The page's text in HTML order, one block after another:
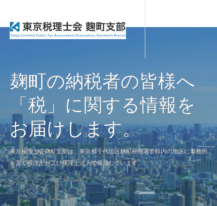
麹町の納税者の皆様へ
「税」に関する情報を
お届けします。
東京税理士会麹町支部は、東京都千代田区麹町税務署管轄内の地区に事務所
を置く税理士および税理士法人で構成しています。